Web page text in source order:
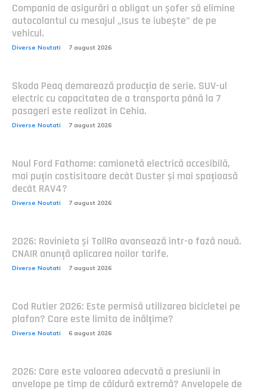
Compania de asigurări a obligat un șofer să elimine
autocolantul cu mesajul „Isus te iubește” de pe
vehicul.
Diverse Noutati 7 august 2026
Skoda Peaq demarează producția de serie. SUV-ul
electric cu capacitatea de a transporta până la 7
pasageri este realizat în Cehia.
Diverse Noutati 7 august 2026
Noul Ford Fathome: camionetă electrică accesibilă,
mai puțin costisitoare decât Duster și mai spațioasă
decât RAV4?
Diverse Noutati 7 august 2026
2026: Rovinieta și TollRo avansează într-o fază nouă.
CNAIR anunță aplicarea noilor tarife.
Diverse Noutati 7 august 2026
Cod Rutier 2026: Este permisă utilizarea bicicletei pe
plafon? Care este limita de înălțime?
Diverse Noutati 6 august 2026
2026: Care este valoarea adecvată a presiunii în
anvelope pe timp de căldură extremă? Anvelopele de